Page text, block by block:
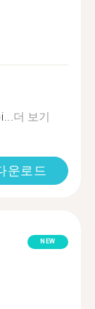
더 보기
운로드
NEW